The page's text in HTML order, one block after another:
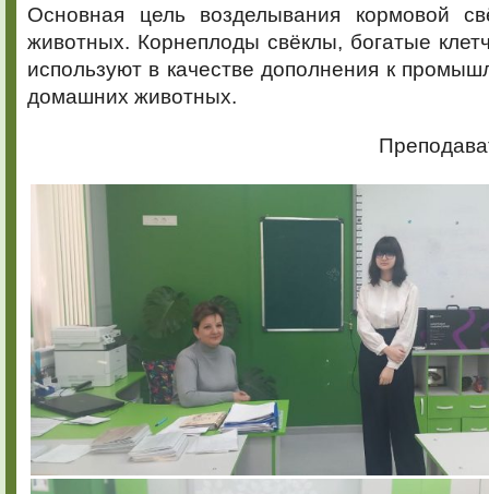
Основная цель возделывания кормовой
животных. Корнеплоды свёклы, богатые
используют в качестве дополнения к
домашних животных.